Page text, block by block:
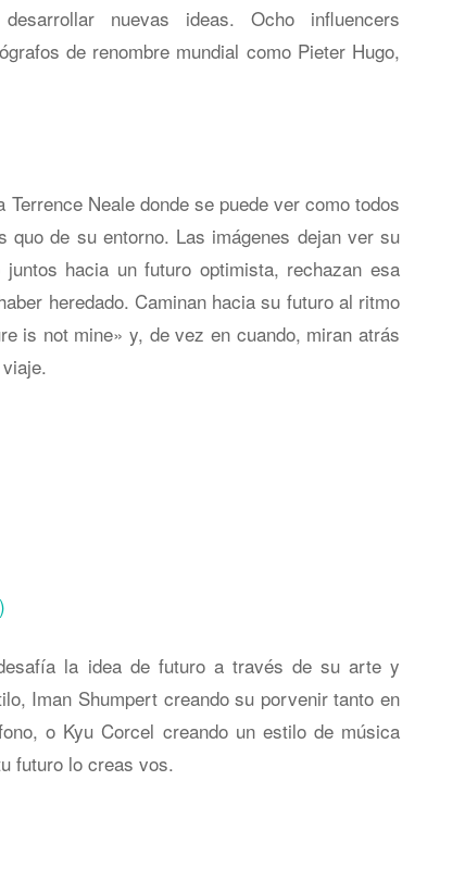
nuevas ideas. Ocho influencers
de renombre mundial como Pieter Hugo,
Neale donde se puede ver como todos
de su entorno. Las imágenes dejan ver su
hacia un futuro optimista, rechazan esa
heredado. Caminan hacia su futuro al ritmo
is not mine» y, de vez en cuando, miran atrás
la idea de futuro a través de su arte y
Iman Shumpert creando su porvenir tanto en
o Kyu Corcel creando un estilo de música
futuro lo creas vos.